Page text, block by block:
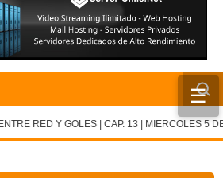
☰
RED Y GOLES | CAP. 13 | MIERCOLES 5